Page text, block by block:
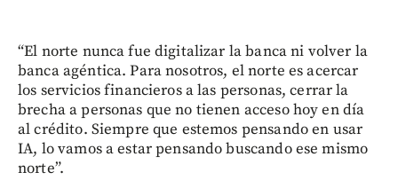
“El norte nunca fue digitalizar la banca ni volver la
banca agéntica. Para nosotros, el norte es acercar
los servicios financieros a las personas, cerrar la
brecha a personas que no tienen acceso hoy en día
al crédito. Siempre que estemos pensando en usar
IA, lo vamos a estar pensando buscando ese mismo
norte”.